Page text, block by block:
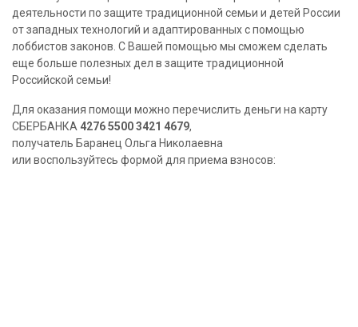
деятельности по защите традиционной семьи и детей России
от западных технологий и адаптированных с помощью
лоббистов законов. С Вашей помощью мы сможем сделать
еще больше полезных дел в защите традиционной
Российской семьи!
Для оказания помощи можно перечислить деньги на карту
СБЕРБАНКА 4276 5500 3421 4679,
получатель Баранец Ольга Николаевна
или воспользуйтесь формой для приема взносов: